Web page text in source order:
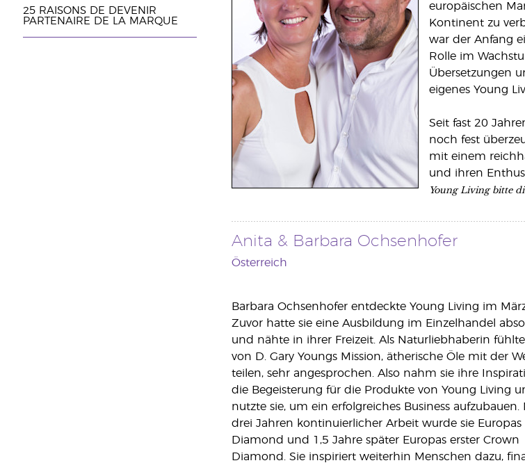
25 RAISONS DE DEVENIR
PARTENAIRE DE LA MARQUE
europäischen
Kontinent zu
war der Anfang
Rolle im
Übersetzungen
eigenes Young
Seit fast 20
noch fest
mit einem
und ihren
Young Living bitte
Anita & Barbara Ochsenhofer
Österreich
Barbara Ochsenhofer entdeckte Young Living im
Zuvor hatte sie eine Ausbildung im Einzelhandel
und nähte in ihrer Freizeit. Als Naturliebhaberin fühlte
von D. Gary Youngs Mission, ätherische Öle mit der
teilen, sehr angesprochen. Also nahm sie ihre
die Begeisterung für die Produkte von Young Living
nutzte sie, um ein erfolgreiches Business aufzubauen.
drei Jahren kontinuierlicher Arbeit wurde sie Europas
Diamond und 1,5 Jahre später Europas erster Crown
Diamond. Sie inspiriert weiterhin Menschen dazu,